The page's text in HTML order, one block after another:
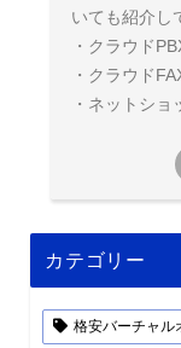
いても紹介し
・クラウド
・クラウド
・ネットショ
カテゴリー
格安バーチャル